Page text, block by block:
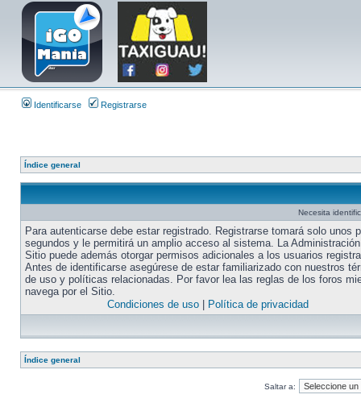
Identificarse Registrarse
Índice general
Necesita
Para autenticarse debe estar registrado. Registrarse tomará solo unos
segundos y le permitirá un amplio acceso al sistema. La
Sitio puede además otorgar permisos adicionales a los usuarios
Antes de identificarse asegúrese de estar familiarizado con nuestros
de uso y políticas relacionadas. Por favor lea las reglas de los foros
navega por el Sitio.
Condiciones de uso| Política de privacidad
Índice general
Saltar a: